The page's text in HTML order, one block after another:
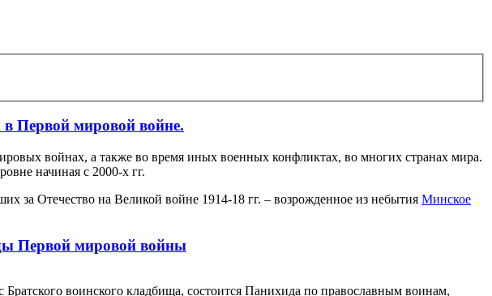
Первой мировой войне.
войнах, а также во время иных военных конфликтах, во многих странах мира.
начиная с 2000-х гг.
за Отечество на Великой войне 1914-18 гг. – возрожденное из небытия Минское
Первой мировой войны
воинского кладбища, состоится Панихида по православным воинам,